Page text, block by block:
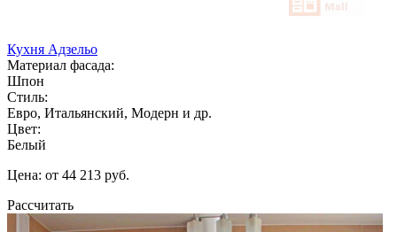
Кухня Адзельо
Материал фасада:
Шпон
Стиль:
Евро, Итальянский, Модерн и др.
Цвет:
Белый
Цена: от 44 213 руб.
Рассчитать